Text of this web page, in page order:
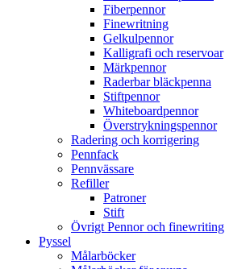
Fiberpennor
Finewritning
Gelkulpennor
Kalligrafi och reservoar
Märkpennor
Raderbar bläckpenna
Stiftpennor
Whiteboardpennor
Överstrykningspennor
Radering och korrigering
Pennfack
Pennvässare
Refiller
Patroner
Stift
Övrigt Pennor och finewriting
Pyssel
Målarböcker